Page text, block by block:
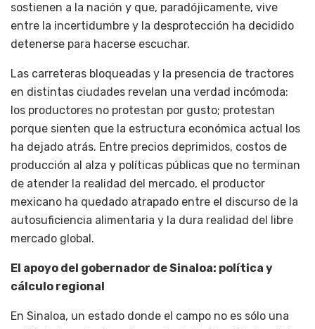
sostienen a la nación y que, paradójicamente, vive
entre la incertidumbre y la desprotección ha decidido
detenerse para hacerse escuchar.
Las carreteras bloqueadas y la presencia de tractores
en distintas ciudades revelan una verdad incómoda:
los productores no protestan por gusto; protestan
porque sienten que la estructura económica actual los
ha dejado atrás. Entre precios deprimidos, costos de
producción al alza y políticas públicas que no terminan
de atender la realidad del mercado, el productor
mexicano ha quedado atrapado entre el discurso de la
autosuficiencia alimentaria y la dura realidad del libre
mercado global.
El apoyo del gobernador de Sinaloa: política y
cálculo regional
En Sinaloa, un estado donde el campo no es sólo una